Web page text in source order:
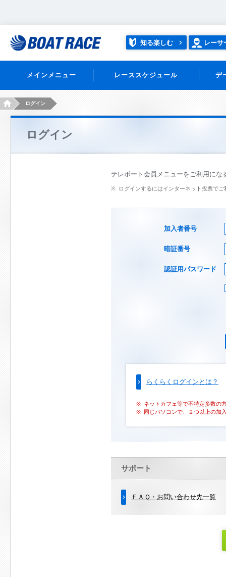
知る楽しむ レーサ
メインメニュー レーススケジュール デ
HOMEログイン
ログイン
テレボート会員メニューをご利用にな
ログインするにはインターネット投票で
加入者番号
暗証番号
認証用パスワード
らくらくログインとは？
ネットカフェ等で不特定多数の
同じパソコンで、２つ以上の加
サポート
ＦＡＱ・お問い合わせ先一覧